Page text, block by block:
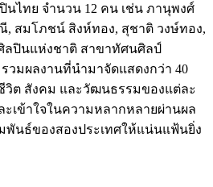
นไทย จำนวน 12 คน เช่น ภานุพงศ์
สมโภชน์ สิงห์ทอง, สุชาติ วงษ์ทอง,
ลปินแห่งชาติ สาขาทัศนศิลป์
รวมผลงานที่นำมาจัดแสดงกว่า 40
วิต สังคม และวัฒนธรรมของแต่ละ
ะเข้าใจในความหลากหลายผ่านผล
พันธ์ของสองประเทศให้แน่นแฟ้นยิ่ง